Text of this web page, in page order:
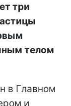
три
телом
в Главном
и